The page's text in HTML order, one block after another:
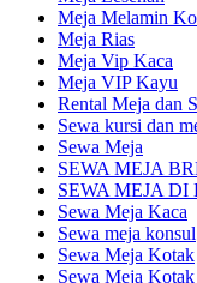
Meja Melamin
Meja Rias
Meja Vip Kaca
Meja VIP Kayu
Rental Meja dan
Sewa kursi dan
Sewa Meja
SEWA MEJA
SEWA MEJA DI
Sewa Meja Kaca
Sewa meja konsul
Sewa Meja Kotak
Sewa Meja